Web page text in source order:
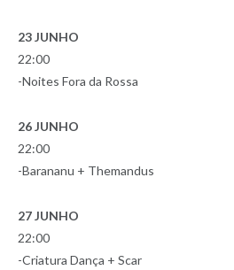
23 JUNHO
22:00
-Noites Fora da Rossa
26 JUNHO
22:00
-Barananu + Themandus
27 JUNHO
22:00
-Criatura Dança + Scar